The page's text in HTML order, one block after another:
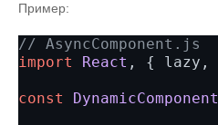
Пример:
// AsyncComponent.js
import
React , { lazy,
const DynamicComponent